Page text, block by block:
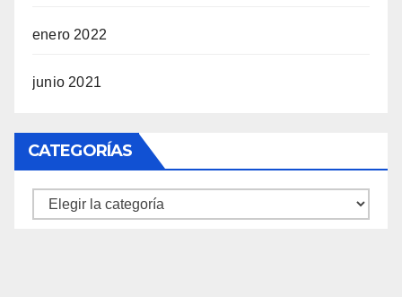
enero 2022
junio 2021
CATEGORÍAS
Categorías